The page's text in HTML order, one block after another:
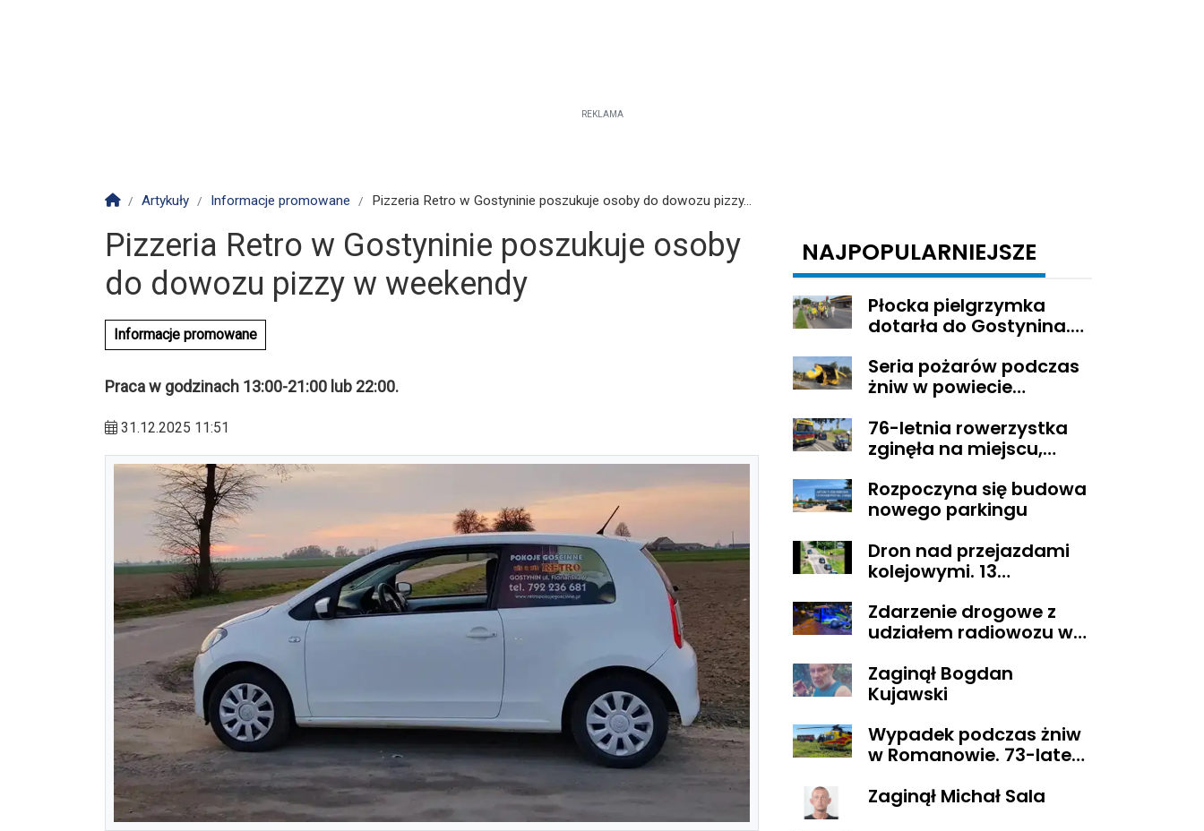
REKLAMA
Strona główna
Artykuły Informacje promowane Pizzeria Retro w Gostyninie poszukuje osoby do dowozu pizzy...
Pizzeria Retro w Gostyninie poszukuje osoby
do dowozu pizzy w weekendy
Informacje promowane
Praca w godzinach 13:00-21:00 lub 22:00.
31.12.2025 11:51
NAJPOPULARNIEJSZE
Płocka pielgrzymka
dotarła do Gostynina.
Jasną Górę
Seria pożarów podczas
żniw w powiecie
76-letnia rowerzystka
zginęła na miejscu,
Brudzenia Dużego
zablokowana
Rozpoczyna się budowa
nowego parkingu
Dron nad przejazdami
kolejowymi. 13
podczas działań
„Bezpieczny przejazd
Zdarzenie drogowe z
udziałem radiowozu w
Zaginął Bogdan
Kujawski
Wypadek podczas żniw
w Romanowie. 73-latek
Zaginął Michał Sala